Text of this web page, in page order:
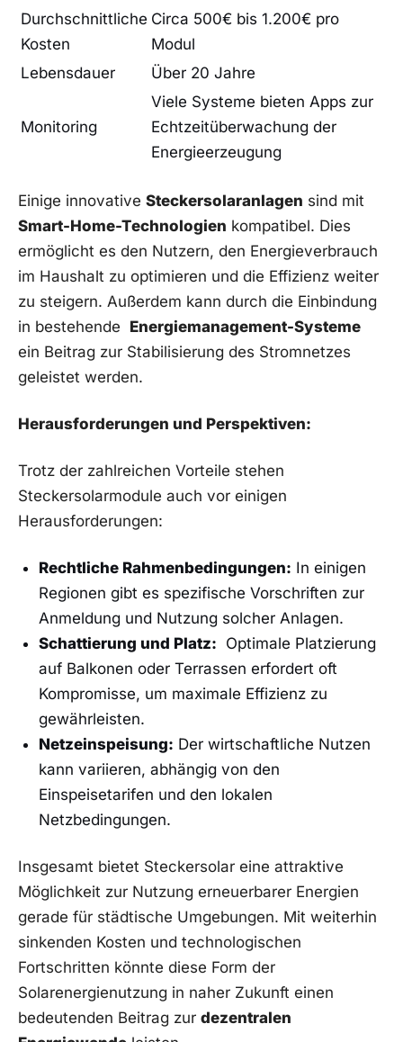
Durchschnittliche
Kosten
Circa 500€ ‍bis‌ 1.200€ pro
Modul
Lebensdauer
Über 20 Jahre
Monitoring
Viele Systeme bieten Apps zur
Echtzeitüberwachung der
Energieerzeugung
Einige innovative Steckersolaranlagen sind mit‌
Smart-Home-Technologien kompatibel. Dies
ermöglicht es‌ den Nutzern,​ den Energieverbrauch
im Haushalt zu optimieren und die Effizienz ⁤weiter
zu steigern. Außerdem kann​ durch die⁢ Einbindung
in bestehende ‍ Energiemanagement-Systeme
ein Beitrag zur Stabilisierung‍ des Stromnetzes
geleistet werden.
Herausforderungen und Perspektiven:
Trotz der zahlreichen Vorteile stehen
Steckersolarmodule auch ⁣vor einigen⁢
Herausforderungen:
Rechtliche Rahmenbedingungen: In einigen
Regionen gibt es spezifische Vorschriften ‌zur
Anmeldung und ‌Nutzung solcher Anlagen.
Schattierung und Platz: ⁣ Optimale Platzierung
auf Balkonen⁤ oder Terrassen ‍erfordert oft
‍Kompromisse, um maximale Effizienz zu
gewährleisten.
Netzeinspeisung: Der wirtschaftliche Nutzen⁤
kann variieren, abhängig von den ​
Einspeisetarifen und den lokalen
Netzbedingungen.
Insgesamt bietet Steckersolar eine‌ attraktive
Möglichkeit⁣ zur Nutzung ‌erneuerbarer Energien
gerade für städtische Umgebungen. ​Mit ‍weiterhin
sinkenden Kosten und technologischen
Fortschritten⁢ könnte diese Form der
Solarenergienutzung in naher ​Zukunft einen
bedeutenden Beitrag zur dezentralen